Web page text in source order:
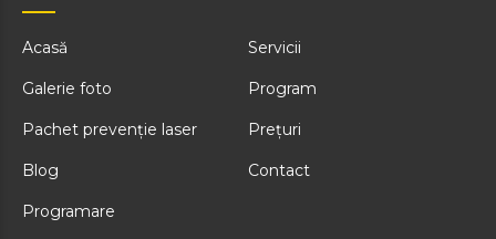
Acasă Servicii
Galerie foto Program
Pachet prevenție laser Prețuri
Blog Contact
Programare